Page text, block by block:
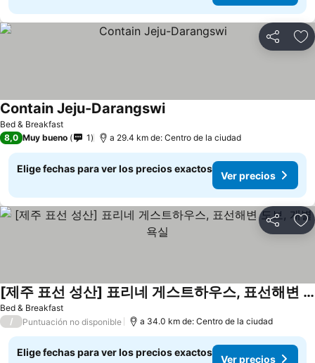
Compartir
Bed & Breakfast
Contain Jeju-Darangswi
8,0 Muy bueno 1 a 29.4 km de: Centro de la ciudad
Elige fechas para ver los precios exactos
Ver precios
Compartir
Bed & Breakfast
[제주 표선 성산] 표리네 게스트하우스, 표선해변 도보, 개별욕실
/ Puntuación no disponible a 34.0 km de: Centro de la ciudad
Elige fechas para ver los precios exactos
Ver precios